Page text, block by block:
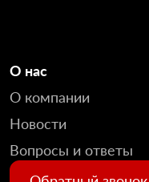
О нас
О компании
Новости
Вопросы и ответы